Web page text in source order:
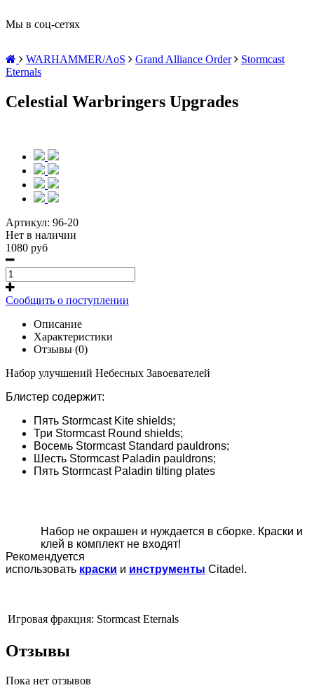
Мы в соц-сетях
WARHAMMER/AoS Grand Alliance Order
Stormcast
Eternals
Celestial Warbringers Upgrades
Артикул: 96-20
Нет в наличии
1080 руб
Сообщить о поступлении
Описание
Характеристики
Отзывы (0)
Набор улучшений Небесных Завоевателей
Блистер содержит:
Пять Stormcast Kite shields;
Три Stormcast Round shields;
Восемь Stormcast Standard pauldrons;
Шесть Stormcast Paladin pauldrons;
Пять Stormcast Paladin tilting plates
Набор не окрашен и нуждается в сборке. Краски и
клей в комплект не входят!
Рекомендуется
использовать краски и инструменты Citadel.
Игровая фракция: Stormcast Eternals
Отзывы
Пока нет отзывов